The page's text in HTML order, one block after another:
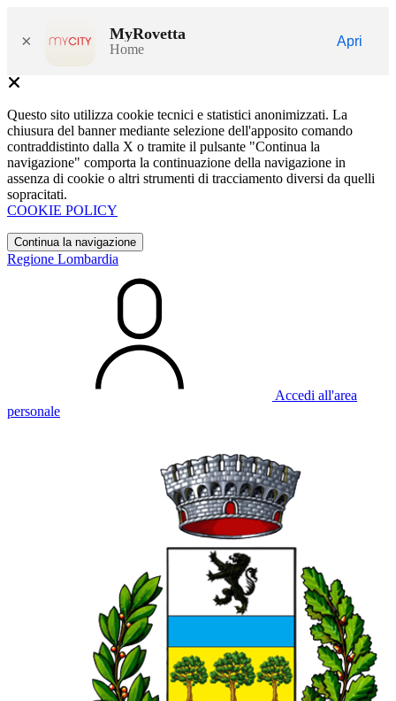
× MyRovetta
Home
Apri
Questo sito utilizza cookie tecnici e statistici anonimizzati. La
chiusura del banner mediante selezione dell'apposito comando
contraddistinto dalla X o tramite il pulsante "Continua la
navigazione" comporta la continuazione della navigazione in
assenza di cookie o altri strumenti di tracciamento diversi da quelli
sopracitati.
COOKIE POLICY
Continua la navigazione
Regione Lombardia
Accedi all'area
personale